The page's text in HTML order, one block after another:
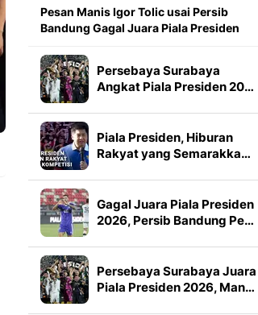
Pesan Manis Igor Tolic usai Persib
Bandung Gagal Juara Piala Presiden
Persebaya Surabaya
Angkat Piala Presiden 20…
Piala Presiden, Hiburan
Rakyat yang Semarakka…
Gagal Juara Piala Presiden
2026, Persib Bandung Pe…
Persebaya Surabaya Juara
Piala Presiden 2026, Man…